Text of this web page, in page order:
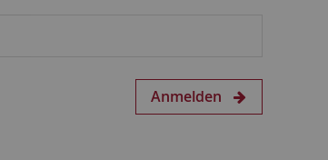
Anmelden